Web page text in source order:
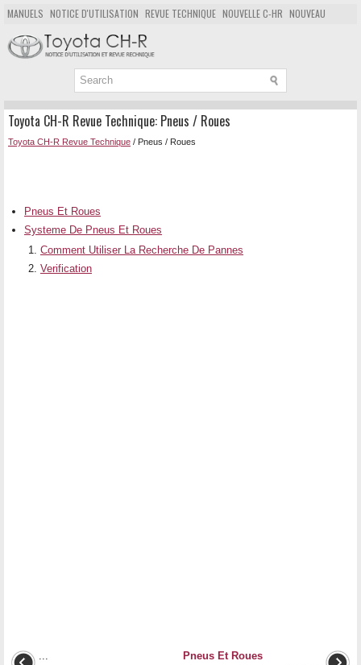
MANUELS NOTICE D'UTILISATION REVUE TECHNIQUE NOUVELLE C-HR NOUVEAU
POPULAIRE
PLAN DU SITE CHERCHER
Toyota CH-R Revue Technique: Pneus / Roues
Toyota CH-R Revue Technique / Pneus / Roues
Pneus Et Roues
Systeme De Pneus Et Roues
Comment Utiliser La Recherche De Pannes
Verification
Pneus Et Roues